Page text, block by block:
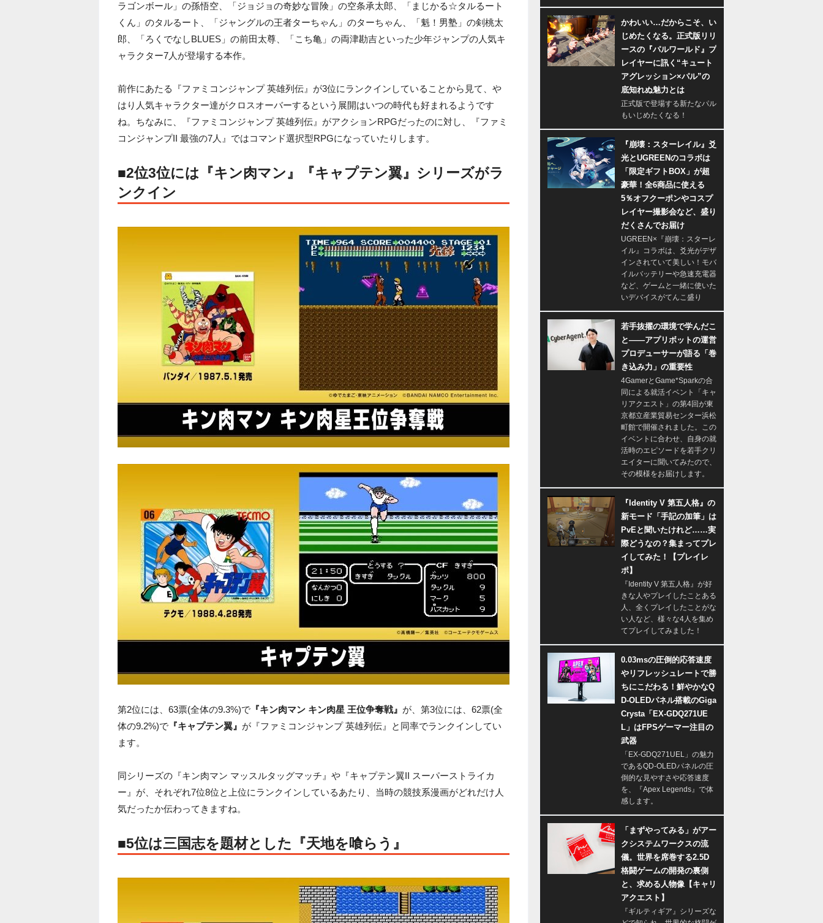
ラゴンボール」の孫悟空、「ジョジョの奇妙な冒険」の空条承太郎、「まじかる☆タルるート
くん」のタルるート、「ジャングルの王者ターちゃん」のターちゃん、「魁！男塾」の剣桃太
郎、「ろくでなしBLUES」の前田太尊、「こち亀」の両津勘吉といった少年ジャンプの人気キ
ャラクター7人が登場する本作。
前作にあたる『ファミコンジャンプ 英雄列伝』が3位にランクインしていることから見て、や
はり人気キャラクター達がクロスオーバーするという展開はいつの時代も好まれるようです
ね。ちなみに、『ファミコンジャンプ 英雄列伝』がアクションRPGだったのに対し、『ファミ
コンジャンプII 最強の7人』ではコマンド選択型RPGになっていたりします。
■2位3位には『キン肉マン』『キャプテン翼』シリーズがラ
ンクイン
第2位には、63票(全体の9.3%)で 『キン肉マン キン肉星 王位争奪戦』 が、第3位には、62票(全
体の9.2%)で 『キャプテン翼』 が『ファミコンジャンプ 英雄列伝』と同率でランクインしてい
ます。
同シリーズの『キン肉マン マッスルタッグマッチ』や『キャプテン翼II スーパーストライカ
ー』が、それぞれ7位8位と上位にランクインしているあたり、当時の競技系漫画がどれだけ人
気だったか伝わってきますね。
■5位は三国志を題材とした『天地を喰らう』
かわいい…だからこそ、い
じめたくなる。正式版リリ
ースの『パルワールド』プ
レイヤーに訊く“キュート
アグレッション×パル”の
底知れぬ魅力とは
正式版で登場する新たなパル
もいじめたくなる！
『崩壊：スターレイル』爻
光とUGREENのコラボは
「限定ギフトBOX」が超
豪華！全6商品に使える
5％オフクーポンやコスプ
レイヤー撮影会など、盛り
だくさんでお届け
UGREEN×『崩壊：スターレ
イル』コラボは、爻光がデザ
インされていて美しい！モバ
イルバッテリーや急速充電器
など、ゲームと一緒に使いた
いデバイスがてんこ盛り
若手抜擢の環境で学んだこ
と――アプリボットの運営
プロデューサーが語る「巻
き込み力」の重要性
4GamerとGame*Sparkの合
同による就活イベント「キャ
リアクエスト」の第4回が東
京都立産業貿易センター浜松
町館で開催されました。この
イベントに合わせ、自身の就
活時のエピソードを若手クリ
エイターに聞いてみたので、
その模様をお届けします。
『Identity V 第五人格』の
新モード「手記の加筆」は
PvEと聞いたけれど……実
際どうなの？集まってプレ
イしてみた！【プレイレ
ポ】
『Identity V 第五人格』が好
きな人やプレイしたことある
人、全くプレイしたことがな
い人など、様々な4人を集め
てプレイしてみました！
0.03msの圧倒的応答速度
やリフレッシュレートで勝
ちにこだわる！鮮やかなQ
D-OLEDパネル搭載のGiga
Crysta「EX-GDQ271UE
L」はFPSゲーマー注目の
武器
「EX-GDQ271UEL」の魅力
であるQD-OLEDパネルの圧
倒的な見やすさや応答速度
を、『Apex Legends』で体
感します。
「まずやってみる」がアー
クシステムワークスの流
儀。世界を席巻する2.5D
格闘ゲームの開発の裏側
と、求める人物像【キャリ
アクエスト】
『ギルティギア』シリーズな